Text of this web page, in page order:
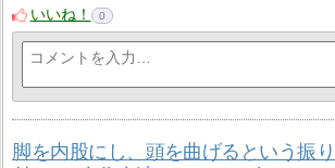
いいね！
0
脚を内股にし、頭を曲げるという振り